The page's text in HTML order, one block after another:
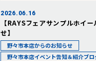
2026.06.16
【RAYSフェアサンプルホイ
せ】
野々市本店からのお知らせ
野々市本店イベント告知＆紹介ブロ